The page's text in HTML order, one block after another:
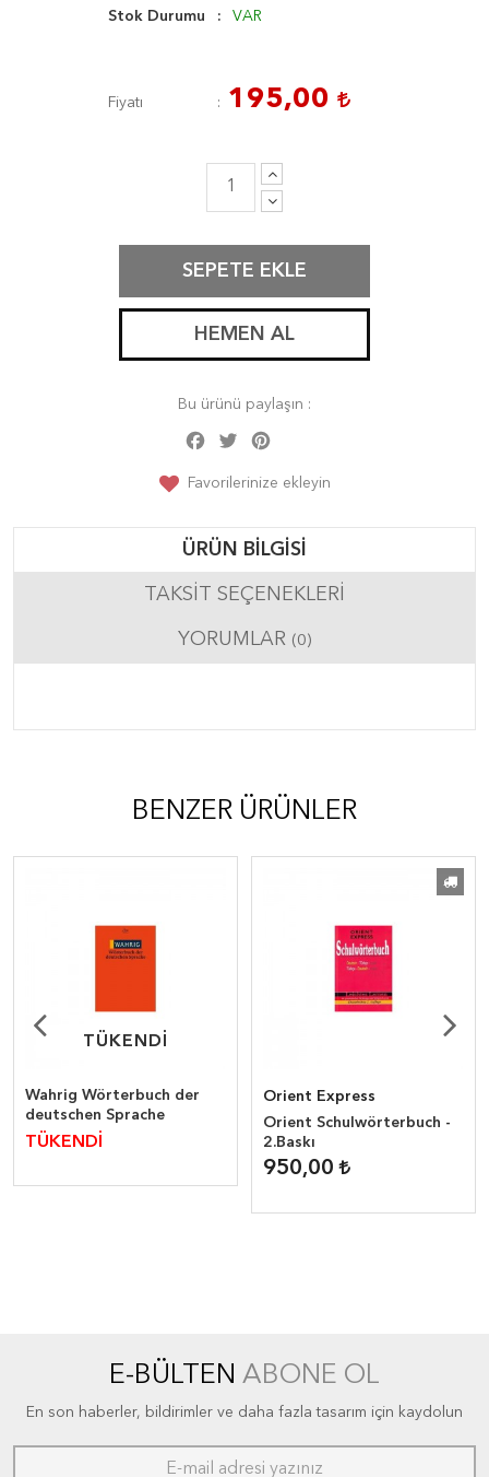
Stok Durumu
VAR
Fiyatı 195,00
SEPETE EKLE
HEMEN AL
Bu ürünü paylaşın :
Facebook
Twitter
Favorilerinize ekleyin
ÜRÜN BILGISI
TAKSIT SEÇENEKLERI
YORUMLAR (0)
BENZER ÜRÜNLER
TÜKENDİ
TÜKENDİ
Wahrig Wörterbuch der
deutschen Sprache
TÜKENDİ
Orient Express
Orient Schulwörterbuch -
2.Baskı
950,00
E-BÜLTEN ABONE OL
En son haberler, bildirimler ve daha fazla tasarım için kaydolun